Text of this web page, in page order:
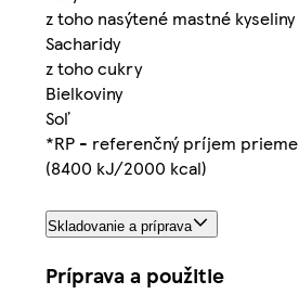
z toho nasýtené mastné kyseliny
Sacharidy
z toho cukry
Bielkoviny
Soľ
*RP - referenčný príjem
(8400 kJ/2000 kcal)
Skladovanie a príprava
Príprava a použitie